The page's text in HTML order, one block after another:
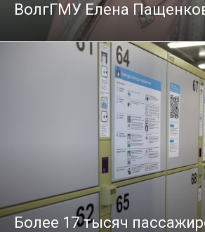
ВолгГМУ Елена
Более 17 тысяч